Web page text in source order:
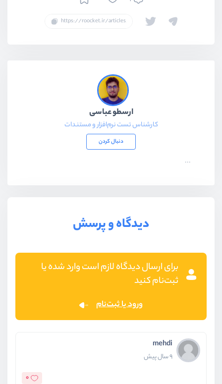
ارسطو عباسی
کارشناس تست نرم‌افزار و مستندات
دنبال کردن
...
دیدگاه و پرسش
برای ارسال دیدگاه لازم است وارد شده یا
ثبت‌نام کنید
ورود یا ثبت‌نام
mehdi
9 سال پیش
0